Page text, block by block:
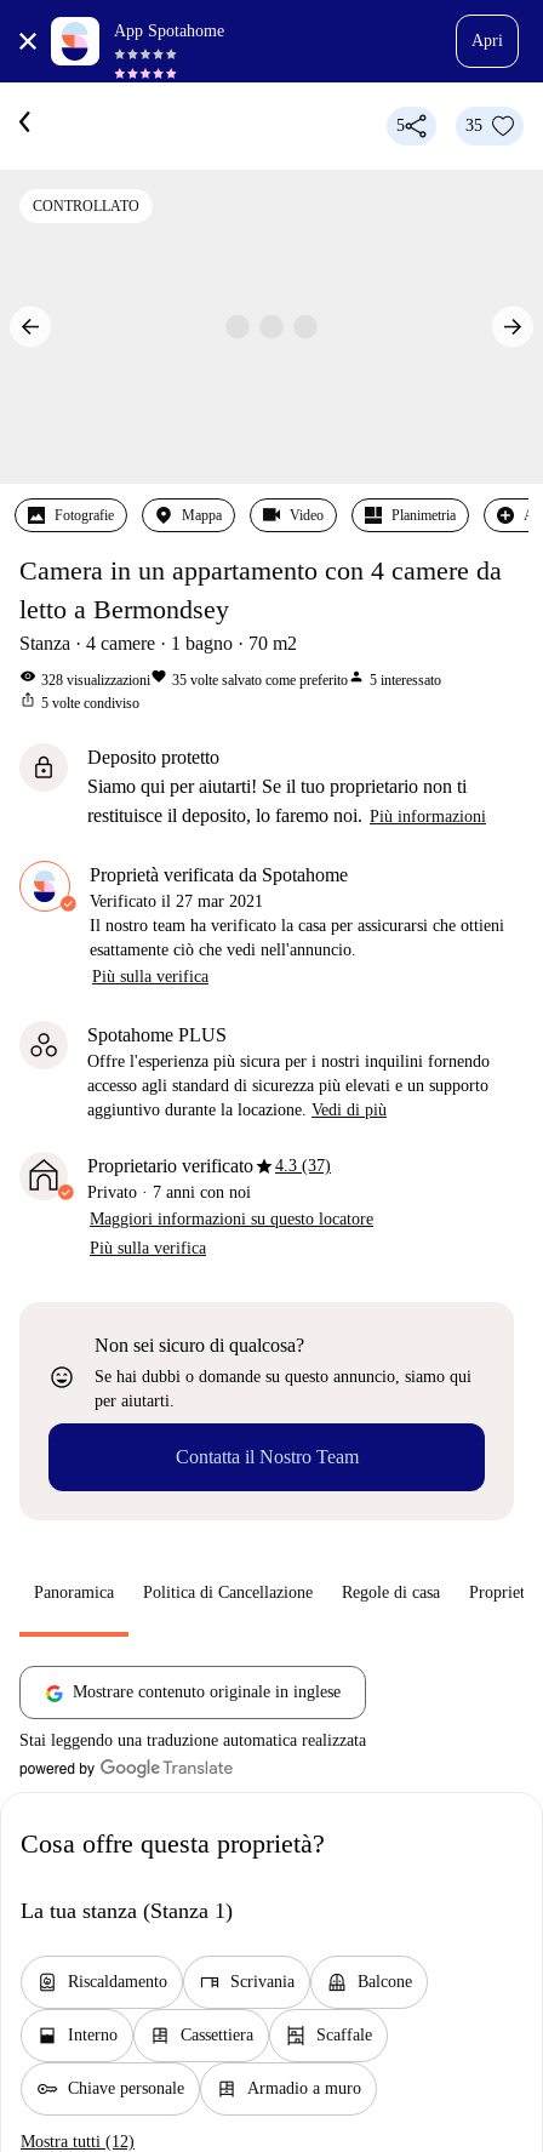
App Spotahome
Apri
5 35
CONTROLLATO
Fotografie Mappa Video Planimetria
Camera in un appartamento con 4 camere da
letto a Bermondsey
Stanza 4 camere 1 bagno 70 m2
visibility 328 visualizzazionifavorite 35 volte salvato come preferitoperson 5 interessato
ios_share 5 volte condiviso
lock
Deposito protetto
Siamo qui per aiutarti! Se il tuo proprietario non ti
restituisce il deposito, lo faremo noi. Più informazioni
Proprietà verificata da Spotahome
Verificato il 27 mar 2021
Il nostro team ha verificato la casa per assicurarsi che ottieni
esattamente ciò che vedi nell'annuncio.
Più sulla verifica
Spotahome PLUS
Offre l'esperienza più sicura per i nostri inquilini fornendo
accesso agli standard di sicurezza più elevati e un supporto
aggiuntivo durante la locazione. Vedi di più
Proprietario verificatostar4.3 (37)
Privato · 7 anni con noi
Maggiori informazioni su questo locatore
Più sulla verifica
sentiment_very_satisfied
Non sei sicuro di qualcosa?
Se hai dubbi o domande su questo annuncio, siamo qui
per aiutarti.
Contatta il Nostro Team
Panoramica Politica di Cancellazione Regole di casa
Mostrare contenuto originale in inglese
Stai leggendo una traduzione automatica realizzata
Cosa offre questa proprietà?
La tua stanza (Stanza 1)
water_heater Riscaldamento desk Scrivania balcony Balcone
window_open Interno dresser Cassettiera shelves Scaffale
key Chiave personale dresser Armadio a muro
Mostra tutti (12)